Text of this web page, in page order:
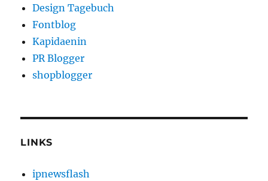
Design Tagebuch
Fontblog
Kapidaenin
PR Blogger
shopblogger
LINKS
ipnewsflash